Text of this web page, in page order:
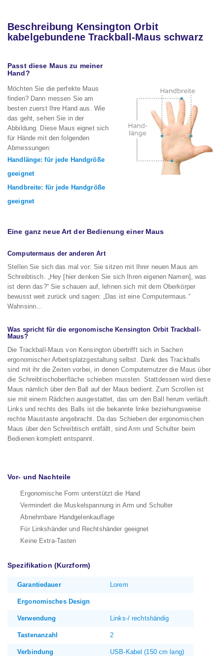
Beschreibung Kensington Orbit
kabelgebundene Trackball-Maus schwarz
Passt diese Maus zu meiner
Hand?
Möchten Sie die perfekte Maus
finden? Dann messen Sie am
besten zuerst Ihre Hand aus. Wie
das geht, sehen Sie in der
Abbildung. Diese Maus eignet sich
für Hände mit den folgenden
Abmessungen:
Handlänge: für jede Handgröße
geeignet
Handbreite: für jede Handgröße
geeignet
Eine ganz neue Art der Bedienung einer Maus
Computermaus der anderen Art
Stellen Sie sich das mal vor: Sie sitzen mit Ihrer neuen Maus am
Schreibtisch. „Hey [hier denken Sie sich Ihren eigenen Namen], was
ist denn das?“ Sie schauen auf, lehnen sich mit dem Oberkörper
bewusst weit zurück und sagen: „Das ist eine Computermaus.“
Wahnsinn…
Was spricht für die ergonomische Kensington Orbit Trackball-
Maus?
Die Trackball-Maus von Kensington übertrifft sich in Sachen
ergonomischer Arbeitsplatzgestaltung selbst. Dank des Trackballs
sind mit ihr die Zeiten vorbei, in denen Computernutzer die Maus über
die Schreibtischoberfläche schieben mussten. Stattdessen wird diese
Maus nämlich über den Ball auf der Maus bedient. Zum Scrollen ist
sie mit einem Rädchen ausgestattet, das um den Ball herum verläuft.
Links und rechts des Balls ist die bekannte linke beziehungsweise
rechte Maustaste angebracht. Da das Schieben der ergonomischen
Maus über den Schreibtisch entfällt, sind Arm und Schulter beim
Bedienen komplett entspannt.
Vor- und Nachteile
Ergonomische Form unterstützt die Hand
Vermindert die Muskelspannung in Arm und Schulter
Abnehmbare Handgelenkauflage
Für Linkshänder und Rechtshänder geeignet
Keine Extra-Tasten
Spezifikation (Kurzform)
Garantiedauer Lorem
Ergonomisches Design
Verwendung Links-/ rechtshändig
Tastenanzahl 2
Verbindung USB-Kabel (150 cm lang)